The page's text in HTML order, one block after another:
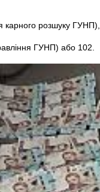
карного розшуку ГУНП),
ГУНП) або 102.